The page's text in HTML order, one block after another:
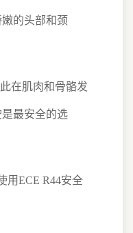
的头部和颈
在肌肉和骨骼发
最安全的选
用ECE R44安全